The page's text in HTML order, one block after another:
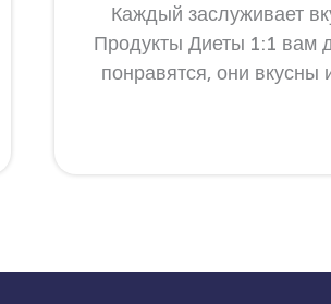
Каждый заслуживает
Продукты Диеты 1:1 вам
понравятся, они вкусны